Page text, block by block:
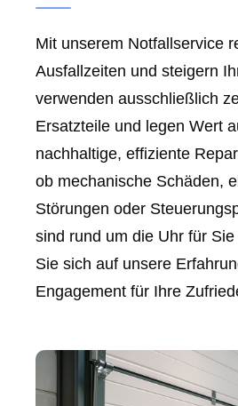
Mit unserem Notfallservice
Ausfallzeiten und steigern
verwenden ausschließlich
Ersatzteile und legen Wert
nachhaltige, effiziente
ob mechanische Schäden,
Störungen oder
sind rund um die Uhr für
Sie sich auf unsere
Engagement für Ihre